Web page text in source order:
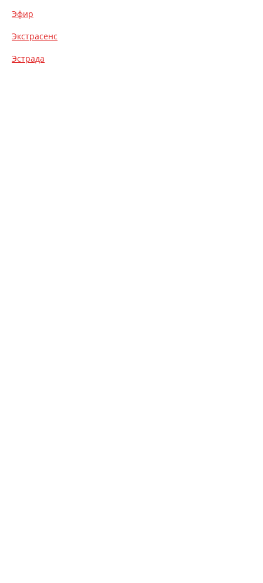
Эфир
Экстрасенс
Эстрада